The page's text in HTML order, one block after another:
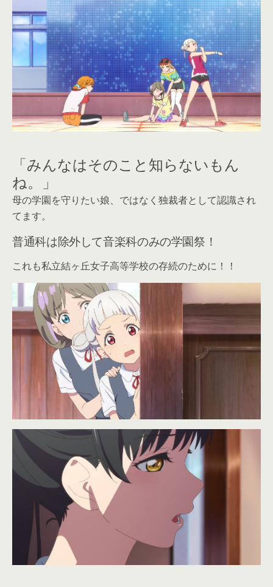
「みんなはそのこと知らないもん
ね。」
母の学園を守りたい娘、ではなく独裁者として認識され
てます。
普通科は除外して音楽科のみの学園祭！
これも私立結ヶ丘女子高等学校の存続のために！！